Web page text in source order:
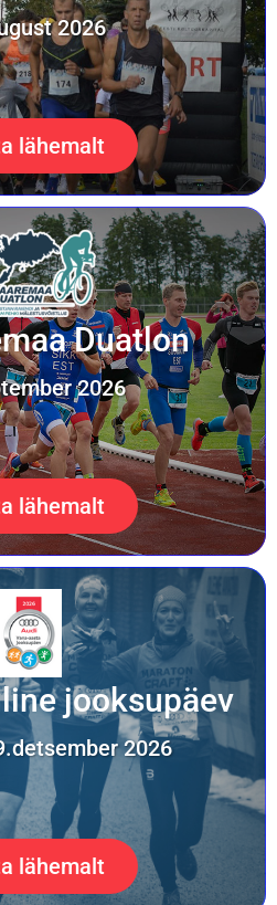
2026
lähemalt
Duatlon
2026
lähemalt
jooksupäev
2026
lähemalt